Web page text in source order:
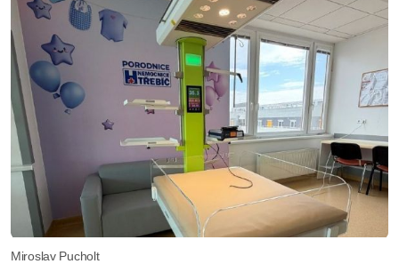
Miroslav Pucholt